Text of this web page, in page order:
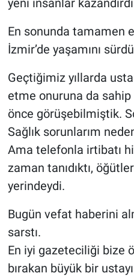
En sonunda tamamen
İzmir’de yaşamını
Geçtiğimiz yıllarda
etme onuruna da sahip
önce görüşebilmiştik.
Sağlık sorunlarım
Ama telefonla irtibatı
zaman tanıdıktı,
yerindeydi.
Bugün vefat haberini
sarstı.
En iyi gazeteciliği bize
bırakan büyük bir